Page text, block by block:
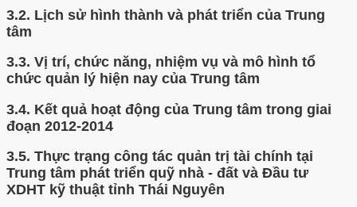
3.2. Lịch sử hình thành và phát triển của Trung
tâm
3.3. Vị trí, chức năng, nhiệm vụ và mô hình tổ
chức quản lý hiện nay của Trung tâm
3.4. Kết quả hoạt động của Trung tâm trong giai
đoạn 2012-2014
3.5. Thực trạng công tác quản trị tài chính tại
Trung tâm phát triển quỹ nhà - đất và Đầu tư
XDHT kỹ thuật tỉnh Thái Nguyên